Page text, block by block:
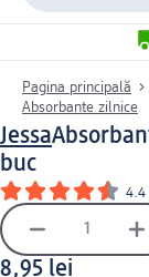
Pagina principală
Absorbante zilnice
Jessa
buc
4.4
8,95 lei